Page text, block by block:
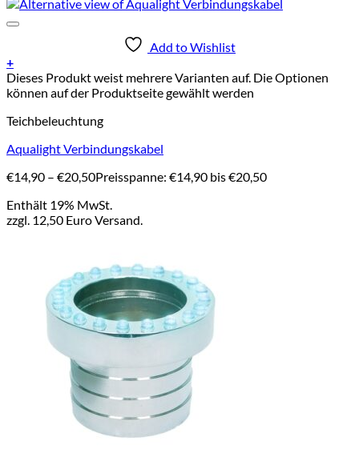
Add to Wishlist
+
Dieses Produkt weist mehrere Varianten auf. Die Optionen
können auf der Produktseite gewählt werden
Teichbeleuchtung
Aqualight Verbindungskabel
€14,90 – €20,50Preisspanne: €14,90 bis €20,50
Enthält 19% MwSt.
zzgl. 12,50 Euro Versand.